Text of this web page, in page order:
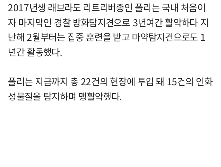
2017년생 래브라도 리트리버종인 폴리는 국내 처음이
자 마지막인 경찰 방화탐지견으로 3년여간 활약하다 지
난해 2월부터는 집중 훈련을 받고 마약탐지견으로도 1
년간 활동했다.
폴리는 지금까지 총 22건의 현장에 투입 돼 15건의 인화
성물질을 탐지하며 맹활약했다.